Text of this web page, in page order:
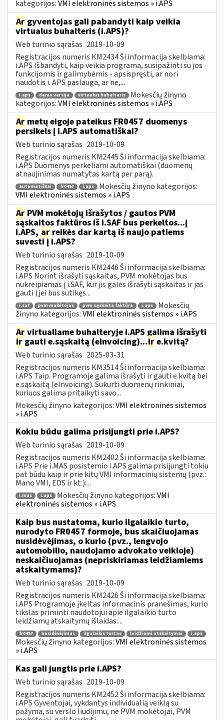
kategorijos:VMI elektroninės sistemos » i.APS
Ar gyventojas gali pabandyti kaip veikia
virtualus buhalteris (i.APS)?
Web turinio sąrašas 2019-10-09
Registracijos numeris KM2434 Ši informacija skelbiama:
i.APS Išbandyti, kaip veikia programa, susipažinti su jos
funkcijomis ir galimybėmis - apsispręsti, ar nori
naudotis i. APS paslauga, ar ne,...
i.aps demo versija virtualus buhalteris
Mokesčių žinyno
kategorijos:VMI elektroninės sistemos » i.APS
Ar metų eigoje pateikus FR0457 duomenys
persikels į i.APS automatiškai?
Web turinio sąrašas 2019-10-09
Registracijos numeris KM2445 Ši informacija skelbiama:
i.APS Duomenys perkeliami automatiškai (duomenų
atnaujinimas numatytas kartą per parą).
automatiškai fr0457 i.aps
Mokesčių žinyno kategorijos:
VMI elektroninės sistemos » i.APS
Ar PVM mokėtojų išrašytos / gautos PVM
sąskaitos faktūros iš i.SAF bus perkeltos...į
i.APS, ar reikės dar kartą iš naujo patiems
suvesti į i.APS?
Web turinio sąrašas 2019-10-09
Registracijos numeris KM2446 Ši informacija skelbiama:
i.APS Norint išrašyti sąskaitas, PVM mokėtojas bus
nukreipiamas į i.SAF, kur jis galės išrašyti sąskaitas ir jas
gauti (jei bus sutikęs...
i.saf pvm mokėtojas pvm sąskaita faktūra i.aps
Mokesčių
žinyno kategorijos:VMI elektroninės sistemos » i.APS
Ar virtualiame buhalteryje i.APS galima išrašyti
irgauti e.sąskaitą (eInvoicing)...ir e.kvitą?
Web turinio sąrašas 2025-03-31
Registracijos numeris KM3514 Ši informacija skelbiama:
i.APS Taip. Programoje galima išrašyti ir gauti e.kvitą bei
e.sąskaitą (eInvoicing). Sukurti duomenų rinkiniai,
kuriuos galima pritaikyti savo...
Mokesčių žinyno kategorijos:VMI elektroninės sistemos
» i.APS
Kokiu būdu galima prisijungti prie i.APS?
Web turinio sąrašas 2019-10-09
Registracijos numeris KM2402 Ši informacija skelbiama:
i.APS Prie i.MAS posistemio i.APS galima prisijungti tokiu
pat būdu kaip ir prie kitų VMI informacinių sistemų (pvz.:
Mano VMI, EDS ir kt.):...
i.mas i.aps Mokesčių žinyno kategorijos:VMI
elektroninės sistemos » i.APS
Kaip bus nustatoma, kurio ilgalaikio turto,
nurodyto FR0457 formoje, bus skaičiuojamas
nusidėvėjimas, o kurio (pvz., lengvojo
automobilio, naudojamo advokato veikloje)
neskaičiuojamas (nepriskiriamas leidžiamiems
atskaitymams)?
Web turinio sąrašas 2019-10-09
Registracijos numeris KM2426 Ši informacija skelbiama:
i.APS Programoje įkeltas informacinis pranešimas, kurio
tikslas priminti naudotojui apie ilgalaikio turto
leidžiamų atskaitymų išlaidas:...
fr0457 nusidėvėjimas ilgalaikis turtas leidžiami atskaitymai i.aps
Mokesčių žinyno kategorijos:VMI elektroninės sistemos
» i.APS
Kas gali jungtis prie i.APS?
Web turinio sąrašas 2019-10-09
Registracijos numeris KM2452 Ši informacija skelbiama:
i.APS Gyventojai, vykdantys individualią veiklą su
pažyma, su verslo liudijimu, ne PVM mokėtojai, PVM